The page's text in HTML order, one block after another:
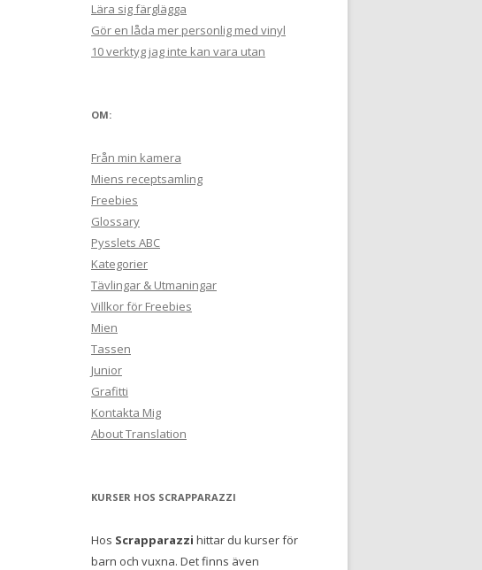
Lära sig färglägga
Gör en låda mer personlig med vinyl
10 verktyg jag inte kan vara utan
OM:
Från min kamera
Miens receptsamling
Freebies
Glossary
Pysslets ABC
Kategorier
Tävlingar & Utmaningar
Villkor för Freebies
Mien
Tassen
Junior
Grafitti
Kontakta Mig
About Translation
KURSER HOS SCRAPPARAZZI
Hos Scrapparazzi hittar du kurser för
barn och vuxna. Det finns även